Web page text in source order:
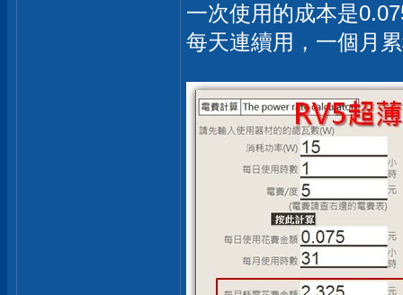
一次使用的成本是
每天連續用，一個月